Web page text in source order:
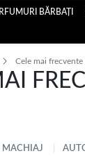
BĂRBAȚI
Cele mai
MACHIAJ